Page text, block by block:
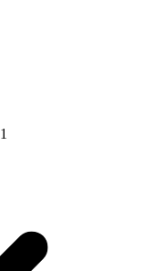
1